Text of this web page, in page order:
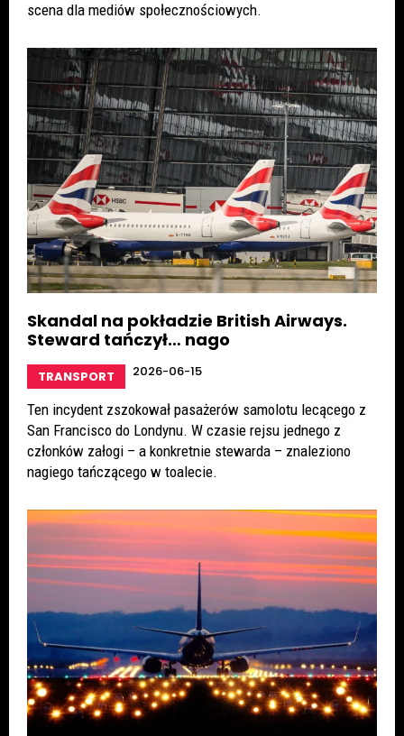
scena dla mediów społecznościowych.
Skandal na pokładzie British Airways.
Steward tańczył… nago
TRANSPORT 2026-06-15
Ten incydent zszokował pasażerów samolotu lecącego z
San Francisco do Londynu. W czasie rejsu jednego z
członków załogi – a konkretnie stewarda – znaleziono
nagiego tańczącego w toalecie.